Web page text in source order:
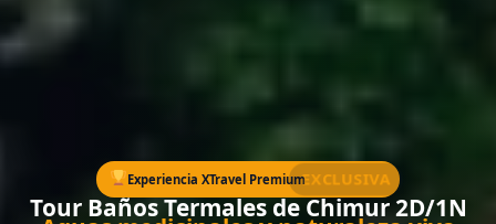
Experiencia XTravel PremiumEXCLUSIVA
Tour Baños Termales de Chimur 2D/1N